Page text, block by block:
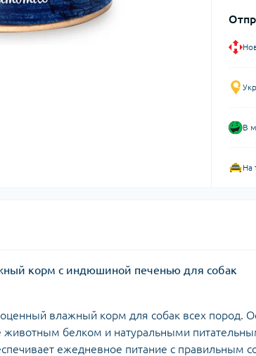
В
На
корм с индюшиной печенью для собак
влажный корм для собак всех пород.
животным белком и натуральными
ежедневное питание с правильным